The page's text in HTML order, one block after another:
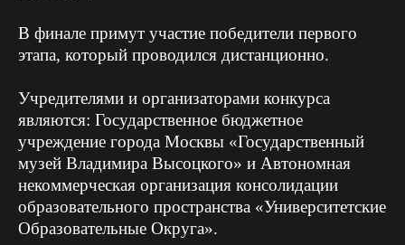
В финале примут участие победители первого
этапа, который проводился дистанционно.
Учредителями и организаторами конкурса
являются: Государственное бюджетное
учреждение города Москвы «Государственный
музей Владимира Высоцкого» и Автономная
некоммерческая организация консолидации
образовательного пространства «Университетские
Образовательные Округа».